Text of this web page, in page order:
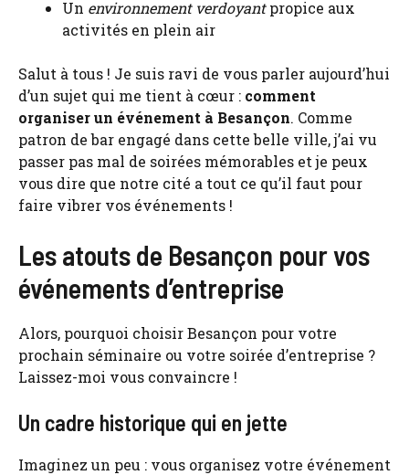
Un environnement verdoyantpropice aux
activités en plein air
Salut à tous ! Je suis ravi de vous parler aujourd’hui
d’un sujet qui me tient à cœur : comment
organiser un événement à Besançon. Comme
patron de bar engagé dans cette belle ville, j’ai vu
passer pas mal de soirées mémorables et je peux
vous dire que notre cité a tout ce qu’il faut pour
faire vibrer vos événements !
Les atouts de Besançon pour vos
événements d’entreprise
Alors, pourquoi choisir Besançon pour votre
prochain séminaire ou votre soirée d’entreprise ?
Laissez-moi vous convaincre !
Un cadre historique qui en jette
Imaginez un peu : vous organisez votre événement